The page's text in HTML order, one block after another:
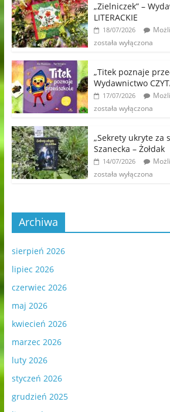
„Zielniczek” –
LITERACKIE
18/07/2026
została wyłączona
„Titek poznaje
Wydawnictwo
17/07/2026
została wyłączona
„Sekrety ukryte za
Szanecka – Żołdak
14/07/2026
została wyłączona
Archiwa
sierpień 2026
lipiec 2026
czerwiec 2026
maj 2026
kwiecień 2026
marzec 2026
luty 2026
styczeń 2026
grudzień 2025